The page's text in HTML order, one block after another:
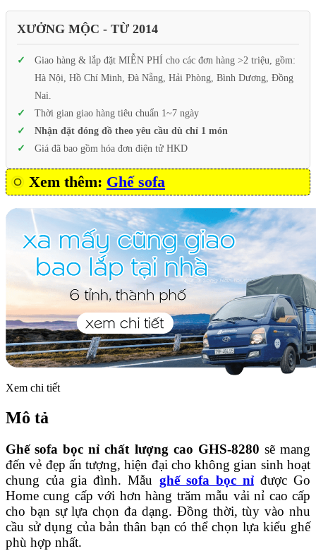
XƯỞNG MỘC - TỪ 2014
Giao hàng & lắp đặt MIỄN PHÍ cho các đơn hàng >2 triệu, gồm:
Hà Nội, Hồ Chí Minh, Đà Nẵng, Hải Phòng, Bình Dương, Đồng
Nai.
Thời gian giao hàng tiêu chuẩn 1~7 ngày
Nhận đặt đóng đồ theo yêu cầu dù chỉ 1 món
Giá đã bao gồm hóa đơn điện tử HKD
Xem thêm: Ghế sofa
Xem chi tiết
Mô tả
Ghế sofa bọc nỉ chất lượng cao GHS-8280 sẽ mang
đến vẻ đẹp ấn tượng, hiện đại cho không gian sinh hoạt
chung của gia đình. Mẫu ghế sofa bọc nỉđược Go
Home cung cấp với hơn hàng trăm mẫu vải nỉ cao cấp
cho bạn sự lựa chọn đa dạng. Đồng thời, tùy vào nhu
cầu sử dụng của bản thân bạn có thể chọn lựa kiểu ghế
phù hợp nhất.